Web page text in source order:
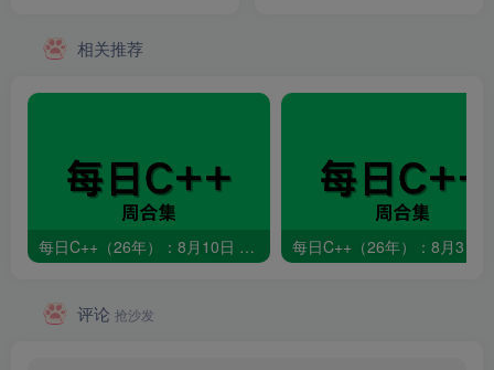
相关推荐
每日C++（26年）：8月10日 – 8月16日
评论 抢沙发